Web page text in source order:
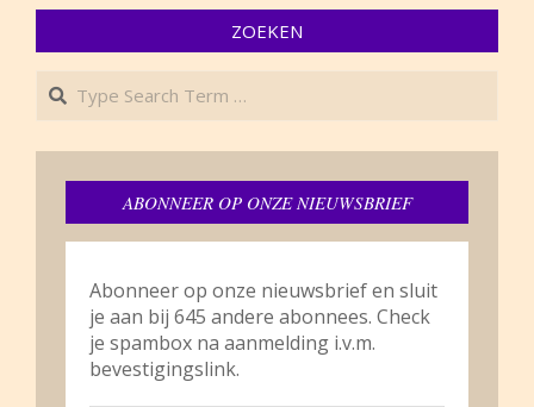
11
ZOEKEN
Search
ABONNEER OP ONZE NIEUWSBRIEF
Abonneer op onze nieuwsbrief en sluit
je aan bij 645 andere abonnees. Check
je spambox na aanmelding i.v.m.
bevestigingslink.